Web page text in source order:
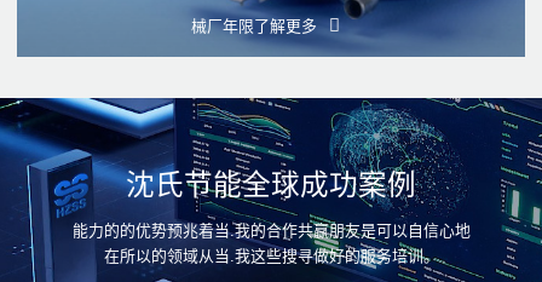
械厂年限了解更多
沈氏节能全球成功案例
能力的的优势预兆着当.我的合作共赢朋友是可以自信心地
在所以的领域从当.我这些搜寻做好的服务培训。